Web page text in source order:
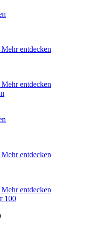
Mehr entdecken
Mehr entdecken
Mehr entdecken
Mehr entdecken
100